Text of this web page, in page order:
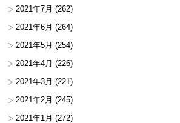
2021年7月 (262)
2021年6月 (264)
2021年5月 (254)
2021年4月 (226)
2021年3月 (221)
2021年2月 (245)
2021年1月 (272)